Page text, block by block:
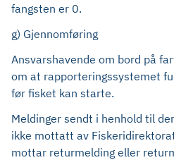
fangsten er 0.
g) Gjennomføring
Ansvarshavende om bord på
om at rapporteringssystemet
før fisket kan starte.
Meldinger sendt i henhold til
ikke mottatt av
mottar returmelding eller